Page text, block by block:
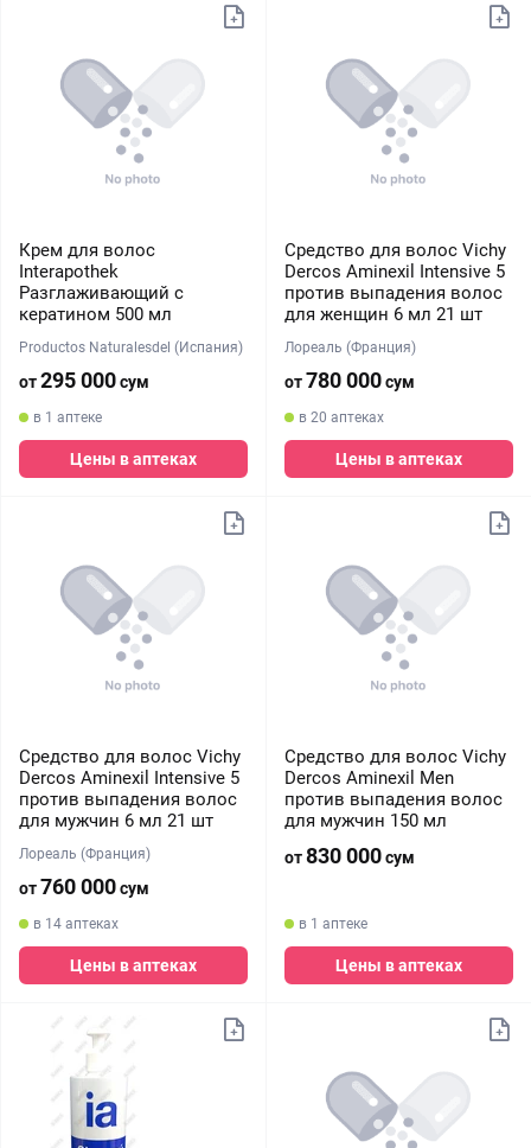
Крем для волос
Interapothek
Разглаживающий с
кератином 500 мл
Productos Naturalesdel (Испания)
от295 000сум
в 1 аптеке
Цены в аптеках
Средство для волос Vichy
Dercos Aminexil Intensive 5
против выпадения волос
для женщин 6 мл 21 шт
Лореаль (Франция)
от780 000сум
в 20 аптеках
Цены в аптеках
Средство для волос Vichy
Dercos Aminexil Intensive 5
против выпадения волос
для мужчин 6 мл 21 шт
Лореаль (Франция)
от760 000сум
в 14 аптеках
Цены в аптеках
Средство для волос Vichy
Dercos Aminexil Men
против выпадения волос
для мужчин 150 мл
от830 000сум
в 1 аптеке
Цены в аптеках